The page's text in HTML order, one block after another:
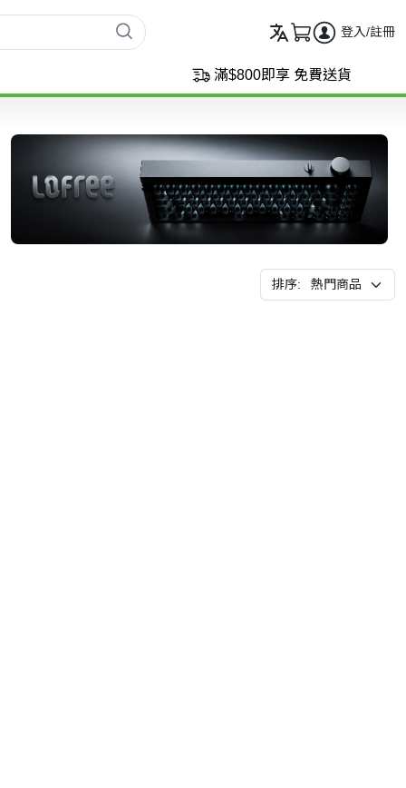
登入/註冊
滿$800即享 免費送貨
排序: